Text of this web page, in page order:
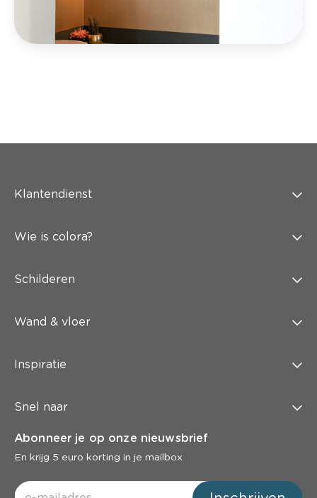
Klantendienst
Wie is colora?
Schilderen
Wand & vloer
Inspiratie
Snel naar
Abonneer je op onze nieuwsbrief
En krijg 5 euro korting in je mailbox